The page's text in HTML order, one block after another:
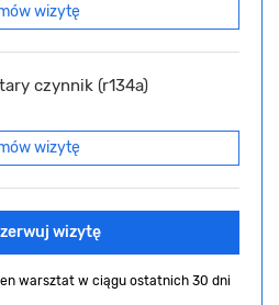
wizytę
czynnik (r134a)
wizytę
wizytę
warsztat w ciągu ostatnich 30 dni